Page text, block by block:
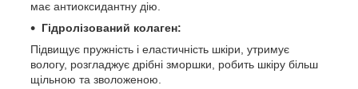
має антиоксидантну дію.
Гідролізований колаген:
Підвищує пружність і еластичність шкіри, утримує
вологу, розгладжує дрібні зморшки, робить шкіру більш
щільною та зволоженою.